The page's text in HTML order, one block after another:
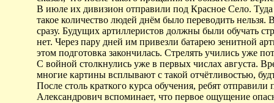
В июле их дивизион отправили под Красное Село.
такое количество людей днём было переводить
сразу. Будущих артиллеристов должны были обучать
нет. Через пару дней им привезли батарею зенитной
этом подготовка закончилась. Стрелять учились уже
С войной столкнулись уже в первых числах августа.
многие картины всплывают с такой отчётливостью,
После столь краткого курса обучения, ребят
Александрович вспоминает, что первое ощущение